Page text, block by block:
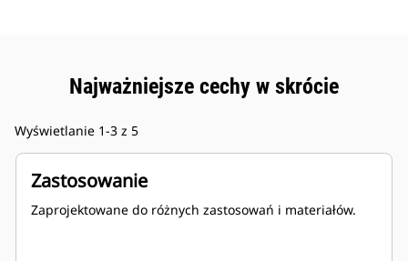
Najważniejsze cechy w skrócie
Wyświetlanie 1-3 z 5
Zastosowanie
Zaprojektowane do różnych zastosowań i materiałów.